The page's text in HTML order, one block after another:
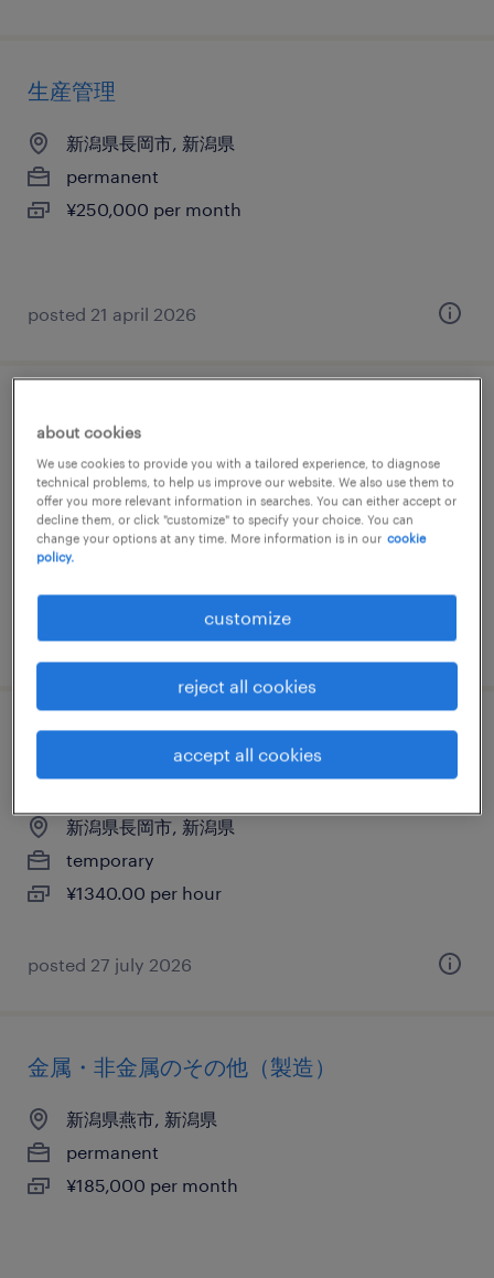
生産管理
新潟県長岡市, 新潟県
permanent
¥250,000 per month
posted 21 april 2026
新潟県長岡市, 新潟県
temporary
¥1205.00 per hour
posted 9 april 2026
電気・電子・半導体の組立・部品加工、検
査、検品
新潟県長岡市, 新潟県
temporary
¥1340.00 per hour
posted 27 july 2026
金属・非金属のその他（製造）
新潟県燕市, 新潟県
permanent
¥185,000 per month
about cookies
We use cookies to provide you with a tailored experience, to diagnose
technical problems, to help us improve our website. We also use them to
offer you more relevant information in searches. You can either accept or
decline them, or click "customize" to specify your choice. You can
change your options at any time. More information is in our cookie
policy.
customize
reject all cookies
accept all cookies